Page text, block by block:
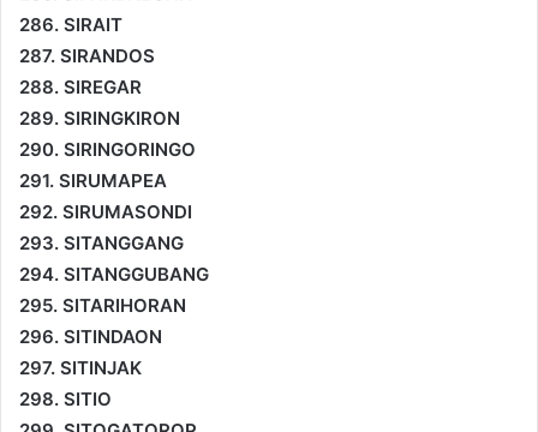
286. SIRAIT
287. SIRANDOS
288. SIREGAR
289. SIRINGKIRON
290. SIRINGORINGO
291. SIRUMAPEA
292. SIRUMASONDI
293. SITANGGANG
294. SITANGGUBANG
295. SITARIHORAN
296. SITINDAON
297. SITINJAK
298. SITIO